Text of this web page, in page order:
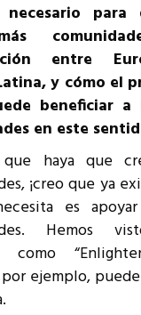
necesario para
entre
y cómo el
beneficiar
en este
haya que
¡creo que ya
es
Hemos
como
por ejemplo,